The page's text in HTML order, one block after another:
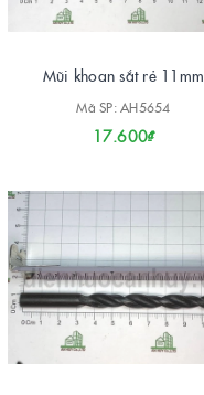
Mũi khoan sắt rẻ 11mm
Mã SP: AH5654
17.600₫